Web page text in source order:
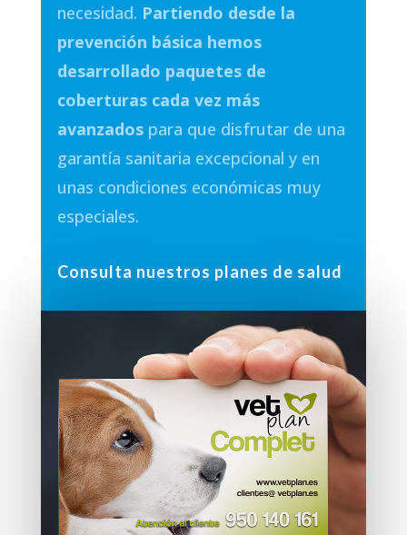
necesidad. Partiendo desde la
prevención básica hemos
desarrollado paquetes de
coberturas cada vez más
avanzadospara que disfrutar de una
garantía sanitaria excepcional y en
unas condiciones económicas muy
especiales.
Consulta nuestros planes de salud